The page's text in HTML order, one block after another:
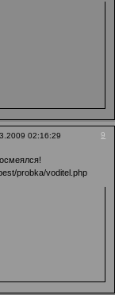
9
02:16:29
probka/voditel.php